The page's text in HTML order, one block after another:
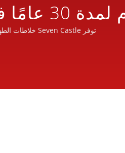
بحث | شركة
توفر Seven Castle خلاطات الطهي عالية الجودة وموثوقة للعالم بخدمة ودية ومحترفة وذات خبرة.